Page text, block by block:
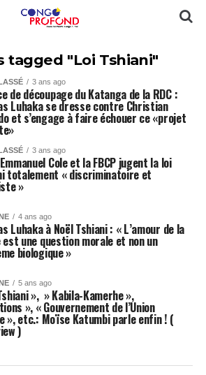
tagged "Loi Tshiani"
3 ans ago
de découpage du Katanga de la RDC :
Luhaka se dresse contre Christian
et s’engage à faire échouer ce «projet
3 ans ago
Cole et la FBCP jugent la loi
totalement « discriminatoire et
»
4 ans ago
Luhaka à Noël Tshiani : « L’amour de la
une question morale et non un
biologique »
5 ans ago
», » Kabila-Kamerhe »,
», « Gouvernement de l’Union
», etc.: Moïse Katumbi parle enfin ! (
)